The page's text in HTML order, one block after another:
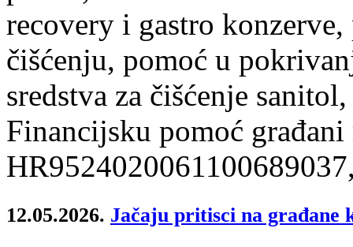
recovery i gastro
čišćenju, pomoć u
sredstva za čišćenje
Financijsku pomoć
12.05.2026. Jačaju pritisci na građane